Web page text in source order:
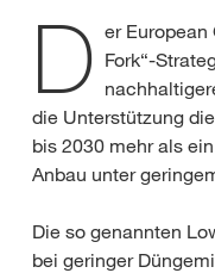
D er European
Fork“-
die Unterstützung
bis 2030 mehr als
Anbau unter
Die so genannten
bei geringer